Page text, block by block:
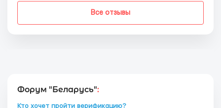
Все отзывы
Форум "Беларусь":
Кто хочет пройти верификацию?